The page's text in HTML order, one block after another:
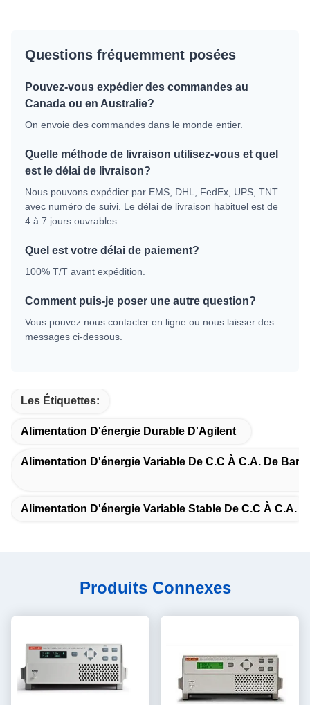
Questions fréquemment posées
Pouvez-vous expédier des commandes au
Canada ou en Australie?
On envoie des commandes dans le monde entier.
Quelle méthode de livraison utilisez-vous et quel
est le délai de livraison?
Nous pouvons expédier par EMS, DHL, FedEx, UPS, TNT
avec numéro de suivi. Le délai de livraison habituel est de
4 à 7 jours ouvrables.
Quel est votre délai de paiement?
100% T/T avant expédition.
Comment puis-je poser une autre question?
Vous pouvez nous contacter en ligne ou nous laisser des
messages ci-dessous.
Les Étiquettes:
Alimentation D'énergie Durable D'Agilent
Alimentation D'énergie Variable De C.C À C.A. De Banc
Alimentation D'énergie Variable Stable De C.C À C.A.
Produits Connexes